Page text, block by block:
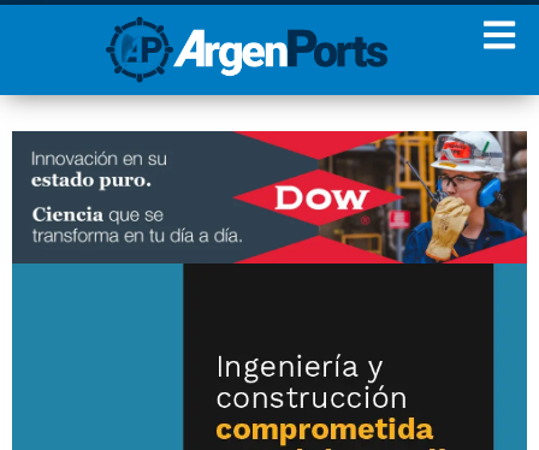
¡Sumate a nuestro
Newsletter!
Nombre Apellidos